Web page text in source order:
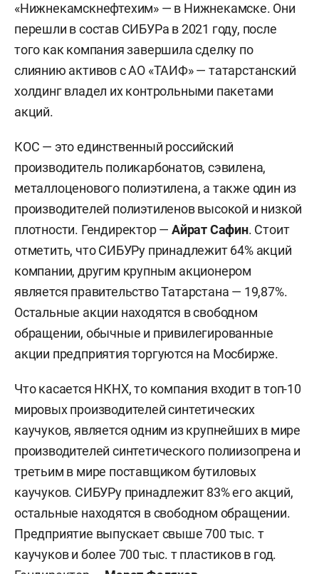
«Нижнекамскнефтехим» — в Нижнекамске. Они
перешли в состав СИБУРа в 2021 году, после
того как компания завершила сделку по
слиянию активов с АО «ТАИФ» — татарстанский
холдинг владел их контрольными пакетами
акций.
КОС — это единственный российский
производитель поликарбонатов, сэвилена,
металлоценового полиэтилена, а также один из
производителей полиэтиленов высокой и низкой
плотности. Гендиректор —Айрат Сафин. Стоит
отметить, что СИБУРу принадлежит 64% акций
компании, другим крупным акционером
является правительство Татарстана — 19,87%.
Остальные акции находятся в свободном
обращении, обычные и привилегированные
акции предприятия торгуются на Мосбирже.
Что касается НКНХ, то компания входит в топ-10
мировых производителей синтетических
каучуков, является одним из крупнейших в мире
производителей синтетического полиизопрена и
третьим в мире поставщиком бутиловых
каучуков. СИБУРу принадлежит 83% его акций,
остальные находятся в свободном обращении.
Предприятие выпускает свыше 700 тыс. т
каучуков и более 700 тыс. т пластиков в год.